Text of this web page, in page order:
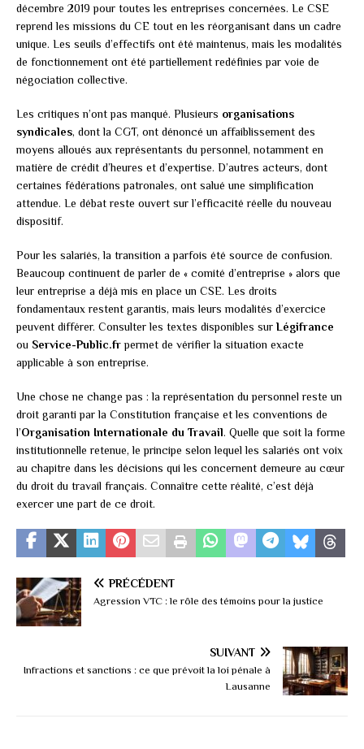
décembre 2019 pour toutes les entreprises concernées. Le CSE
reprend les missions du CE tout en les réorganisant dans un cadre
unique. Les seuils d’effectifs ont été maintenus, mais les modalités
de fonctionnement ont été partiellement redéfinies par voie de
négociation collective.
Les critiques n’ont pas manqué. Plusieurs organisations
syndicales, dont la CGT, ont dénoncé un affaiblissement des
moyens alloués aux représentants du personnel, notamment en
matière de crédit d’heures et d’expertise. D’autres acteurs, dont
certaines fédérations patronales, ont salué une simplification
attendue. Le débat reste ouvert sur l’efficacité réelle du nouveau
dispositif.
Pour les salariés, la transition a parfois été source de confusion.
Beaucoup continuent de parler de « comité d’entreprise » alors que
leur entreprise a déjà mis en place un CSE. Les droits
fondamentaux restent garantis, mais leurs modalités d’exercice
peuvent différer. Consulter les textes disponibles surLégifrance
ou Service-Public.frpermet de vérifier la situation exacte
applicable à son entreprise.
Une chose ne change pas : la représentation du personnel reste un
droit garanti par la Constitution française et les conventions de
l’Organisation Internationale du Travail. Quelle que soit la forme
institutionnelle retenue, le principe selon lequel les salariés ont voix
au chapitre dans les décisions qui les concernent demeure au cœur
du droit du travail français. Connaître cette réalité, c’est déjà
exercer une part de ce droit.
PRÉCÉDENT
Agression VTC : le rôle des témoins pour la justice
SUIVANT
Infractions et sanctions : ce que prévoit la loi pénale à
Lausanne